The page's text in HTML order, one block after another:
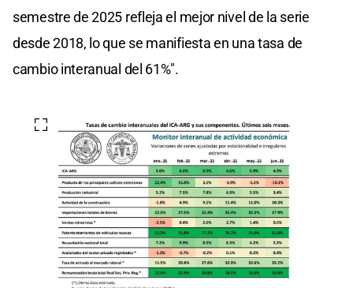
semestre de 2025 refleja el mejor nivel de la serie
desde 2018, lo que se manifiesta en una tasa de
cambio interanual del 61%".